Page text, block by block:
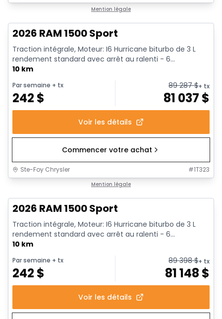
Mention légale
2026 RAM 1500 Sport
Traction intégrale, Moteur: I6 Hurricane biturbo de 3 L
rendement standard avec arrêt au ralenti - 6...
10 km
Par semaine + tx
242 $
89 287$+ tx
81 037 $
Voir les détails
Commencer votre achat
Ste-Foy Chrysler #1T323
Mention légale
2026 RAM 1500 Sport
Traction intégrale, Moteur: I6 Hurricane biturbo de 3 L
rendement standard avec arrêt au ralenti - 6...
10 km
Par semaine + tx
242 $
89 398$+ tx
81 148 $
Voir les détails